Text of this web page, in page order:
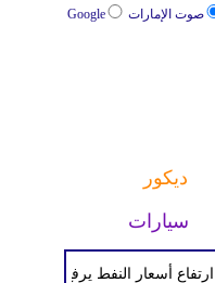
صوت الإمارات Google
ديكور
سيارات
النفط يرفع تكلفة تعبئة خزان الديزل